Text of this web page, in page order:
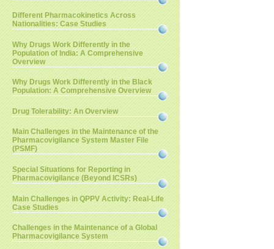
Different Pharmacokinetics Across
Nationalities: Case Studies
Why Drugs Work Differently in the
Population of India: A Comprehensive
Overview
Why Drugs Work Differently in the Black
Population: A Comprehensive Overview
Drug Tolerability: An Overview
Main Challenges in the Maintenance of the
Pharmacovigilance System Master File
(PSMF)
Special Situations for Reporting in
Pharmacovigilance (Beyond ICSRs)
Main Challenges in QPPV Activity: Real-Life
Case Studies
Challenges in the Maintenance of a Global
Pharmacovigilance System